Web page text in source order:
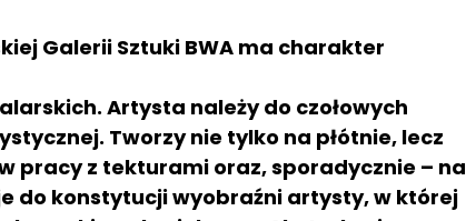
Galerii Sztuki BWA ma charakter
Artysta należy do czołowych
Tworzy nie tylko na płótnie, lecz
pracy z tekturami oraz, sporadycznie – na
do konstytucji wyobraźni artysty, w której